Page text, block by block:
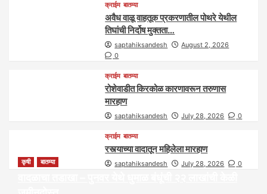
क्राईम बातम्या
अवैध वाळू वाहतूक प्रकरणातील पोथरे येथील
तिघांची निर्दोष मुक्तता…
saptahiksandesh
August 2, 2026
0
क्राईम बातम्या
रोशेवाडीत किरकोळ कारणावरून तरुणास
मारहाण
saptahiksandesh July 28, 2026 0
क्राईम बातम्या
रस्त्याच्या वादातून महिलेला मारहाण
saptahiksandesh July 28, 2026 0
कृषी बातम्या